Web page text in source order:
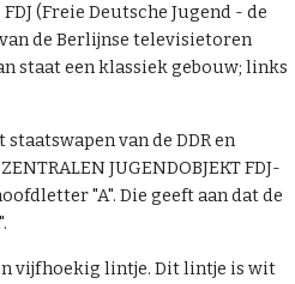
(Freie Deutsche Jugend - de
de Berlijnse televisietoren
staat een klassiek gebouw; links
van de DDR en
JUGENDOBJEKT FDJ-
"A". Die geeft aan dat de
vijfhoekig lintje. Dit lintje is wit